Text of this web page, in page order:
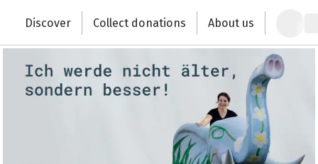
Change the world with your donation
Discover Collect donations About us